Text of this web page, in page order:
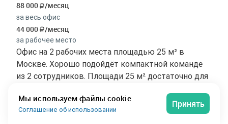
88 000 /месяц
за весь офис
44 000 /месяц
за рабочее место
Офис на 2 рабочих места площадью 25 м² в
Москве. Хорошо подойдёт компактной команде
из 2 сотрудников. Площади 25 м² достаточно для
Офис расположен по адресу Воронцовская улица,
49/28с1, на 4 этаже 6-этажного здания.
Мы используем файлы cookie
Соглашение об использовании
Принять